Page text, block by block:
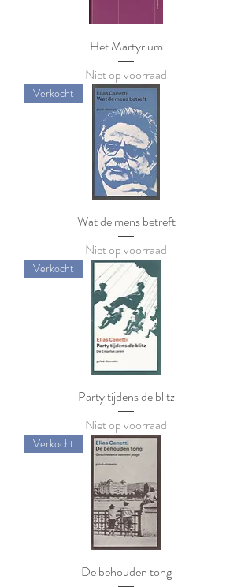
Het Martyrium
Niet op voorraad
Verkocht
Wat de mens betreft
Niet op voorraad
Verkocht
Party tijdens de blitz
Niet op voorraad
Verkocht
De behouden tong